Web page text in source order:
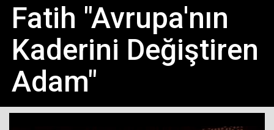
Fatih "Avrupa'nın
Kaderini Değiştiren
Adam"